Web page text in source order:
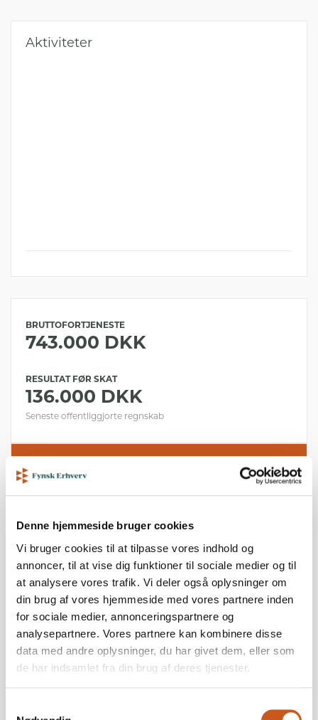
Denne hjemmeside bruger cookies
Vi bruger cookies til at tilpasse vores indhold og
annoncer, til at vise dig funktioner til sociale medier og til
at analysere vores trafik. Vi deler også oplysninger om
din brug af vores hjemmeside med vores partnere inden
for sociale medier, annonceringspartnere og
analysepartnere. Vores partnere kan kombinere disse
data med andre oplysninger, du har givet dem, eller som
de har indsamlet fra din brug af deres tjenester.
få en snak.
Aktiviteter
BRUTTOFORTJENESTE
743.000 DKK
RESULTAT FØR SKAT
136.000 DKK
Seneste offentliggjorte regnskab
Se nøgletal, regnskaber og kreditrating for
denne virksomhed